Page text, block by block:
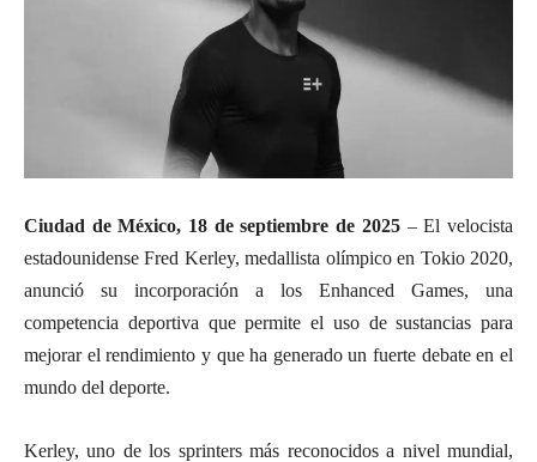
Ciudad de México, 18 de septiembre de 2025– El velocista
estadounidense Fred Kerley, medallista olímpico en Tokio 2020,
anunció su incorporación a los Enhanced Games, una
competencia deportiva que permite el uso de sustancias para
mejorar el rendimiento y que ha generado un fuerte debate en el
mundo del deporte.
Kerley, uno de los sprinters más reconocidos a nivel mundial,